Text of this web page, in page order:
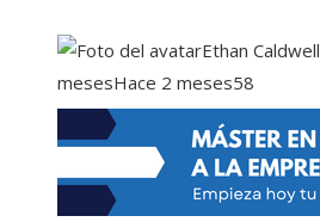
Ethan Caldwell
mesesHace 2 meses58